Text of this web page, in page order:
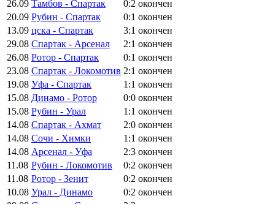
26.09 Тамбов - Спартак 0:2 окончен
20.09 Рубин - Спартак 0:1 окончен
13.09 цска - Спартак 3:1 окончен
29.08 Спартак - Арсенал 2:1 окончен
26.08 Ротор - Спартак 0:1 окончен
23.08 Спартак - Локомотив 2:1 окончен
19.08 Уфа - Спартак 1:1 окончен
15.08 Динамо - Ротор 0:0 окончен
15.08 Рубин - Урал 1:1 окончен
14.08 Спартак - Ахмат 2:0 окончен
14.08 Сочи - Химки 1:1 окончен
14.08 Арсенал - Уфа 2:3 окончен
11.08 Рубин - Локомотив 0:2 окончен
11.08 Ротор - Зенит 0:2 окончен
10.08 Урал - Динамо 0:2 окончен